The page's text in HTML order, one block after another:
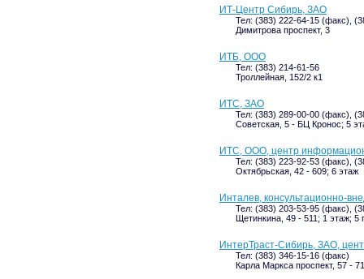
ИТ-Центр Сибирь, ЗАО
Тел: (383) 222-64-15 (факс),
Димитрова проспект, 3
ИТБ, ООО
Тел: (383) 214-61-56
Троллейная, 152/2 к1
ИТС, ЗАО
Тел: (383) 289-00-00 (факс),
Советская, 5 - БЦ Кронос; 5
ИТС, ООО, центр
Тел: (383) 223-92-53 (факс),
Октябрьская, 42 - 609; 6 этаж
Инталев, консультационно-
Тел: (383) 203-53-95 (факс),
Щетинкина, 49 - 511; 1 этаж; 5
ИнтерТраст-Сибирь, ЗАО,
Тел: (383) 346-15-16 (факс)
Карла Маркса проспект, 57 -